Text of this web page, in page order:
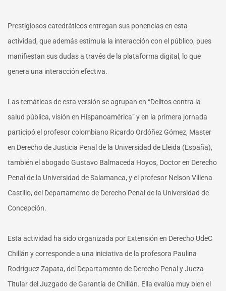
Prestigiosos catedráticos entregan sus ponencias en esta
actividad, que además estimula la interacción con el público, pues
manifiestan sus dudas a través de la plataforma digital, lo que
genera una interacción efectiva.
Las temáticas de esta versión se agrupan en “Delitos contra la
salud pública, visión en Hispanoamérica” y en la primera jornada
participó el profesor colombiano Ricardo Ordóñez Gómez, Master
en Derecho de Justicia Penal de la Universidad de Lleida (España),
también el abogado Gustavo Balmaceda Hoyos, Doctor en Derecho
Penal de la Universidad de Salamanca, y el profesor Nelson Villena
Castillo, del Departamento de Derecho Penal de la Universidad de
Concepción.
Esta actividad ha sido organizada por Extensión en Derecho UdeC
Chillán y corresponde a una iniciativa de la profesora Paulina
Rodríguez Zapata, del Departamento de Derecho Penal y Jueza
Titular del Juzgado de Garantía de Chillán. Ella evalúa muy bien el